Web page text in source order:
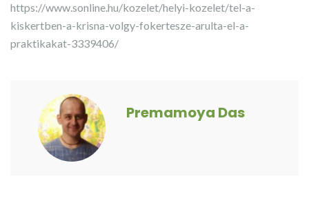
https://www.sonline.hu/kozelet/helyi-kozelet/tel-a-
kiskertben-a-krisna-volgy-fokertesze-arulta-el-a-
praktikakat-3339406/
Premamoya Das